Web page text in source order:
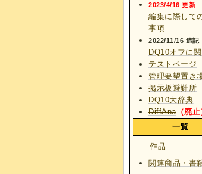
2023/4/16 更新
編集に際して
事項
2022/11/16 追記
DQ10オフに
テストページ
管理要望置き
掲示板避難所
DQ10大辞典
DiffAna（廃止
一覧
作品
関連商品・書